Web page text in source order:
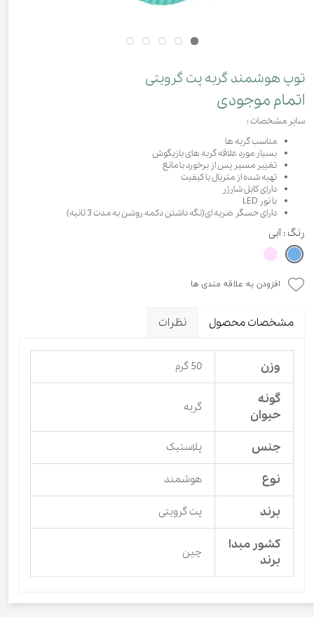
توپ هوشمند گربه پت گرویتی
اتمام موجودی
سایر مشخصات :
مناسب گربه ها
بسیار مورد علاقه گربه های بازیگوش
تغییر مسیر پس از برخورد با مانع
تهیه شده از متریال با کیفیت
دارای کابل شارژر
با نور LED
دارای حسگر ضربه ای(نگه داشتن دکمه روشن به مدت 3 ثانیه)
رنگ : آبی
افزودن به علاقه مندی ها
مشخصات محصول نظرات
وزن 50 گرم
گونه
حیوان
گربه
جنس پلاستیک
نوع هوشمند
برند پت گرویتی
کشور مبدا
برند
چین